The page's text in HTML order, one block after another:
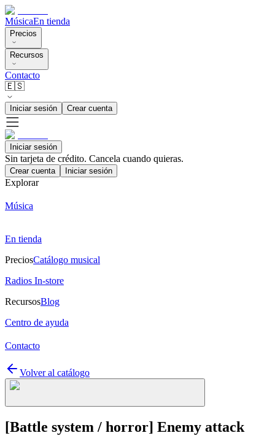
MúsicaEn tienda
Precios
Recursos
Contacto
🇪🇸
Iniciar sesión Crear cuenta
Iniciar sesión
Sin tarjeta de crédito. Cancela cuando quieras.
Crear cuenta Iniciar sesión
Explorar
Música
En tienda
PreciosCatálogo musical
Radios In-store
RecursosBlog
Centro de ayuda
Contacto
Volver al catálogo
[Battle system / horror] Enemy attack